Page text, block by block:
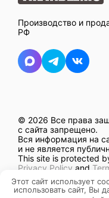
Производство и
РФ
© 2026 Все права
с сайта запрещено.
Вся информация на
и не является
This site is protected
Privacy Policy and
Разработано в
Этот сайт использует
использовать сайт, Вы